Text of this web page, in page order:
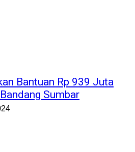
Bantuan Rp 939 Juta
Sumbar